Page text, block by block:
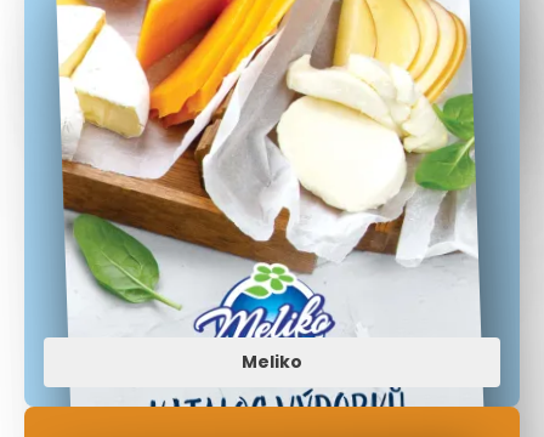
Meliko